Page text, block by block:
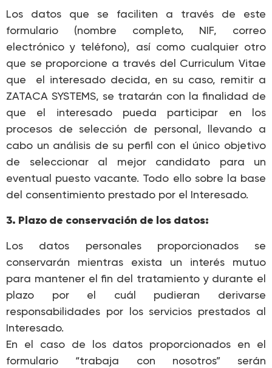
Los datos que se faciliten a través de este
formulario (nombre completo, NIF, correo
electrónico y teléfono), así como cualquier otro
que se proporcione a través del Curriculum Vitae
que el interesado decida, en su caso, remitir a
ZATACA SYSTEMS, se tratarán con la finalidad de
que el interesado pueda participar en los
procesos de selección de personal, llevando a
cabo un análisis de su perfil con el único objetivo
de seleccionar al mejor candidato para un
eventual puesto vacante. Todo ello sobre la base
del consentimiento prestado por el Interesado.
3. Plazo de conservación de los datos:
Los datos personales proporcionados se
conservarán mientras exista un interés mutuo
para mantener el fin del tratamiento y durante el
plazo por el cuál pudieran derivarse
responsabilidades por los servicios prestados al
Interesado.
En el caso de los datos proporcionados en el
formulario “trabaja con nosotros” serán